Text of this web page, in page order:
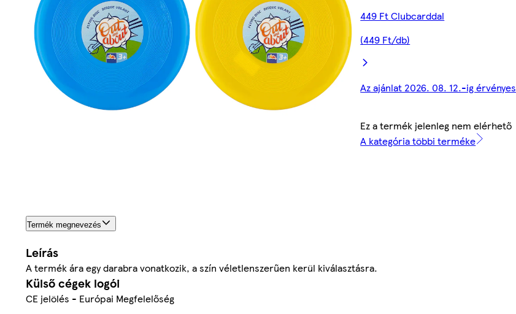
449 Ft Clubcarddal
(449 Ft/db)
Az ajánlat 2026. 08. 12.-ig érvényes
Ez a termék jelenleg nem elérhető
A kategória többi terméke
Termék megnevezés
Leírás
A termék ára egy darabra vonatkozik, a szín véletlenszerűen kerül kiválasztásra.
Külső cégek logói
CE jelölés - Európai Megfelelőség